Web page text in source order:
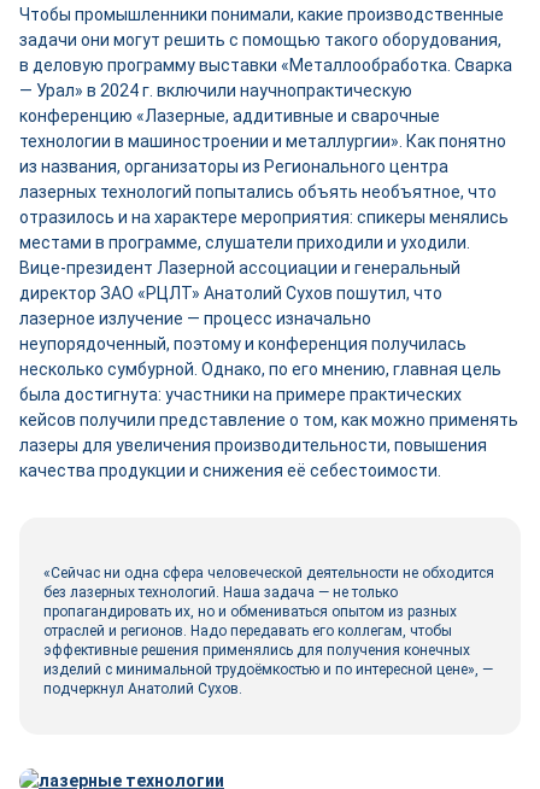
Чтобы промышленники понимали, какие производственные
задачи они могут решить с помощью такого оборудования,
в деловую программу выставки «Металлообработка. Сварка
— Урал» в 2024 г. включили научно­практическую
конференцию «Лазерные, аддитивные и сварочные
технологии в машиностроении и металлургии». Как понятно
из названия, организаторы из Регионального центра
лазерных технологий попытались объять необъятное, что
отразилось и на характере мероприятия: спикеры менялись
местами в программе, слушатели приходили и уходили.
Вице-президент Лазерной ассоциации и генеральный
директор ЗАО «РЦЛТ» Анатолий Сухов пошутил, что
лазерное излучение — процесс изначально
неупорядоченный, поэтому и конференция получилась
несколько сумбурной. Однако, по его мнению, главная цель
была достигнута: участники на примере практических
кейсов получили представление о том, как можно применять
лазеры для увеличения производительности, повышения
качества продукции и снижения её себестоимости.
«Сейчас ни одна сфера человеческой деятельности не обходится
без лазерных технологий. Наша задача — не только
пропагандировать их, но и обмениваться опытом из разных
отраслей и регионов. Надо передавать его коллегам, чтобы
эффективные решения применялись для получения конечных
изделий с минимальной трудоёмкостью и по интересной цене», —
подчеркнул Анатолий Сухов.